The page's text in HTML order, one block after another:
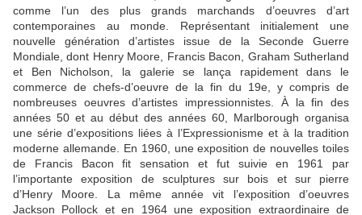
comme l’un des plus grands marchands d’oeuvres d’art
contemporaines au monde. Représentant initialement une
nouvelle génération d’artistes issue de la Seconde Guerre
Mondiale, dont Henry Moore, Francis Bacon, Graham Sutherland
et Ben Nicholson, la galerie se lança rapidement dans le
commerce de chefs-d’oeuvre de la fin du 19e, y compris de
nombreuses oeuvres d’artistes impressionnistes. À la fin des
années 50 et au début des années 60, Marlborough organisa
une série d’expositions liées à l’Expressionisme et à la tradition
moderne allemande. En 1960, une exposition de nouvelles toiles
de Francis Bacon fit sensation et fut suivie en 1961 par
l’importante exposition de sculptures sur bois et sur pierre
d’Henry Moore. La même année vit l’exposition d’oeuvres
Jackson Pollock et en 1964 une exposition extraordinaire de